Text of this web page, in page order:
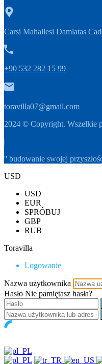
Carsi Mahallesi Damlatas
+90 532 282 15 99
toravilla07@gmail.com
2024 © Copyright. Wszelkie
|
'' budowanie swojej
USD
USD
EUR
SPRÓBUJ
GBP
RUB
Toravilla
Logowanie
Nazwa użytkownika
Hasło Nie pamiętasz hasła?